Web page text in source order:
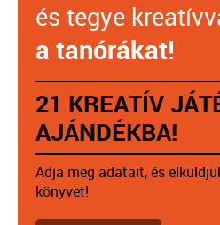
és tegye
a tanórákat!
21 KREATÍV
AJÁNDÉKBA!
Adja meg adatait, és
könyvet!